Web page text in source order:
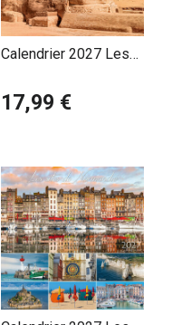
Calendrier 2027 Les
Merveilles du Monde
17,99 €